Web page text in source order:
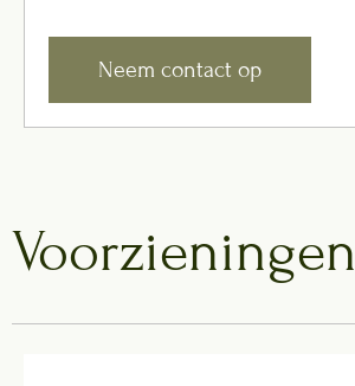
Neem contact op
Voorzieningen